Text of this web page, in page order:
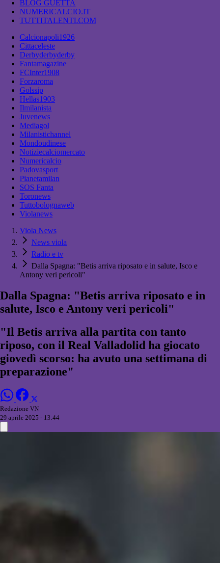
BLOG GUETTA
NUMERICALCIO.IT
TUTTITALENTI.COM
Calcionapoli1926
Cittaceleste
Derbyderbyderby
Fantamagazine
FCInter1908
Forzaroma
Golssip
Hellas1903
Ilmilanista
Juvenews
Mediagol
Milanistichannel
Mondoudinese
Notiziecalciomercato
Numericalcio
Padovasport
Pianetamilan
SOS Fanta
Toronews
Tuttobolognaweb
Violanews
Viola News
News viola
Radio e tv
Dalla Spagna: "Betis arriva riposato e in salute, Isco e
Antony veri pericoli"
Dalla Spagna: "Betis arriva riposato e in
salute, Isco e Antony veri pericoli"
"Il Betis arriva alla partita con tanto
riposo, con il Real Valladolid ha giocato
giovedì scorso: ha avuto una settimana di
preparazione"
Redazione VN
29 aprile 2025 - 13:44